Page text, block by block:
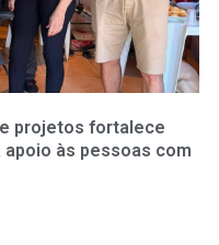
projetos fortalece
às pessoas com